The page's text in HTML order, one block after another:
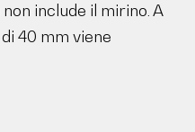
include il mirino. A
40 mm viene